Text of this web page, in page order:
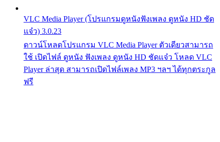
VLC Media Player (โปรแกรมดูหนังฟังเพลง ดูหนัง HD ชัด
แจ๋ว) 3.0.23
ดาวน์โหลดโปรแกรม VLC Media Player ตัวเดียวสามารถ
ใช้ เปิดไฟล์ ดูหนัง ฟังเพลง ดูหนัง HD ชัดแจ๋ว โหลด VLC
Player ล่าสุด สามารถเปิดไฟล์เพลง MP3 ฯลฯ ได้ทุกตระกูล
ฟรี